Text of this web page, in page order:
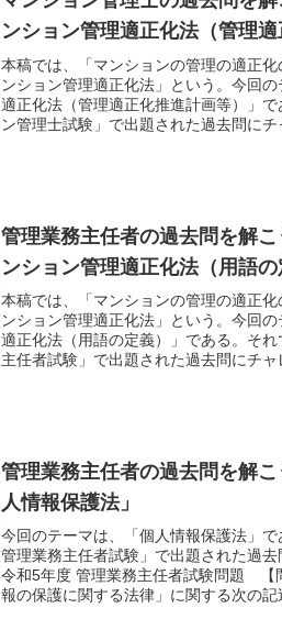
ンション管理適正化法（管理適
本稿では、「マンションの管理の適正
ンション管理適正化法」という。今回
適正化法（管理適正化推進計画等）」
ン管理士試験」で出題された過去問にチ
管理業務主任者の過去問を解
ンション管理適正化法（用語の
本稿では、「マンションの管理の適正
ンション管理適正化法」という。今回
適正化法（用語の定義）」である。そ
主任者試験」で出題された過去問にチャ
管理業務主任者の過去問を解
人情報保護法」
今回のテーマは、「個人情報保護法」
管理業務主任者試験」で出題された過去
令和5年度 管理業務主任者試験問題
報の保護に関する法律」に関する次の記